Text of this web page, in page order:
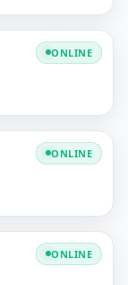
ONLINE
ONLINE
ONLINE